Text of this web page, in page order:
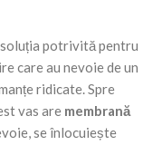
potrivită pentru
care au nevoie de un
ridicate. Spre
vas are membrană
se înlocuiește